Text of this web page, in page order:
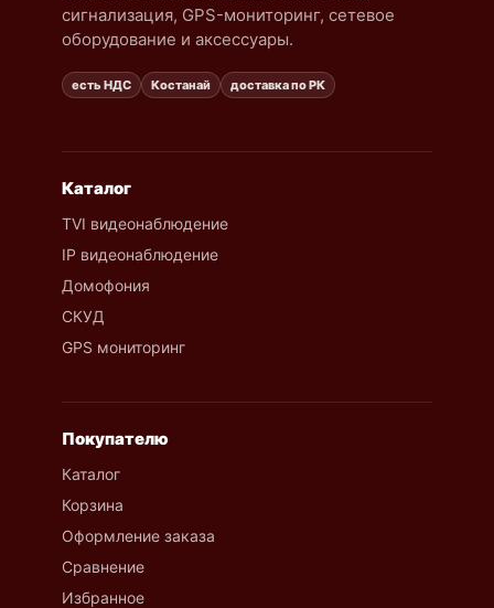
сигнализация, GPS-мониторинг, сетевое
оборудование и аксессуары.
есть НДС Костанай доставка по РК
Каталог
TVI видеонаблюдение
IP видеонаблюдение
Домофония
СКУД
GPS мониторинг
Покупателю
Каталог
Корзина
Оформление заказа
Сравнение
Избранное